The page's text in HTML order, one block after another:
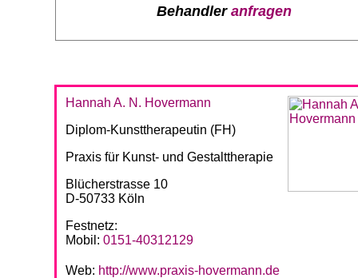
Behandler anfragen
Hannah A. N. Hovermann
Diplom-Kunsttherapeutin (FH)
Praxis für Kunst- und Gestalttherapie
Blücherstrasse 10
D-50733 Köln
Festnetz:
Mobil: 0151-40312129
Web: http://www.praxis-hovermann.de